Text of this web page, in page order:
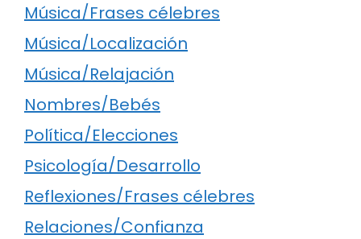
Música/Frases célebres
Música/Localización
Música/Relajación
Nombres/Bebés
Política/Elecciones
Psicología/Desarrollo
Reflexiones/Frases célebres
Relaciones/Confianza